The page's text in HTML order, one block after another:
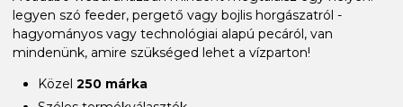
legyen szó feeder, pergető vagy bojlis horgászatról -
hagyományos vagy technológiai alapú pecáról, van
mindenünk, amire szükséged lehet a vízparton!
Közel 250 márka